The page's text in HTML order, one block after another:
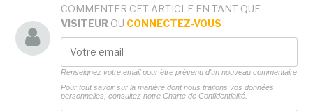
COMMENTER CET ARTICLE EN TANT QUE
VISITEUR OU CONNECTEZ-VOUS
Renseignez votre email pour être prévenu d'un nouveau commentaire
Pour tout savoir sur la manière dont nous traitons vos données
personnelles, consultez notre Charte de Confidentialité.